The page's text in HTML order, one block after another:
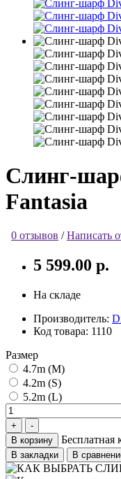
Слинг-
Fantasia
0 отзывов /Написать
5 599.00 р.
На складе
Производитель:
Код товара: 1110
Размер
4.7m (M)
4.2m (S)
5.2m (L)
В корзину Бесплатная
В закладки В